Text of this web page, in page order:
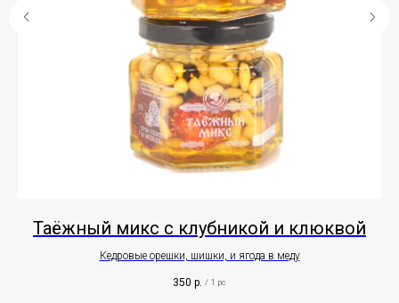
Таёжный микс с клубникой и клюквой
Кедровые орешки, шишки, и ягода в меду
350 р. / 1 pc